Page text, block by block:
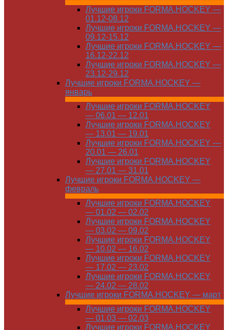
Лучшие игроки FORMA.HOCKEY —
01.12-08.12
Лучшие игроки FORMA.HOCKEY —
09.12-15.12
Лучшие игроки FORMA.HOCKEY —
16.12-22.12
Лучшие игроки FORMA.HOCKEY —
23.12-29.12
Лучшие игроки FORMA.HOCKEY —
январь
Лучшие игроки FORMA.HOCKEY
— 06.01 — 12.01
Лучшие игроки FORMA.HOCKEY
— 13.01 — 19.01
Лучшие игроки FORMA.HOCKEY —
20.01 — 26.01
Лучшие игроки FORMA.HOCKEY
— 27.01 — 31.01
Лучшие игроки FORMA.HOCKEY —
февраль
Лучшие игроки FORMA.HOCKEY
— 01.02 — 02.02
Лучшие игроки FORMA.HOCKEY
— 03.02 — 09.02
Лучшие игроки FORMA.HOCKEY
— 10.02 — 16.02
Лучшие игроки FORMA.HOCKEY
— 17.02 — 23.02
Лучшие игроки FORMA.HOCKEY
— 24.02 — 28.02
Лучшие игроки FORMA.HOCKEY — март
Лучшие игроки FORMA.HOCKEY
— 01.03 — 02.03
Лучшие игроки FORMA.HOCKEY